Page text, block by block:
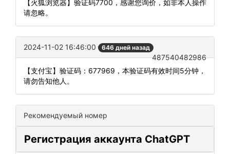
【火狐浏览器】验证码7700，感谢您询价，如非本人操作
请忽略。
2024-11-02 16:46:00 646 дней назад
487540482986
【支付宝】验证码：677969，本验证码有效时间5分钟，
请勿告知他人。
Рекомендуемый номер
Регистрация аккаунта ChatGPT